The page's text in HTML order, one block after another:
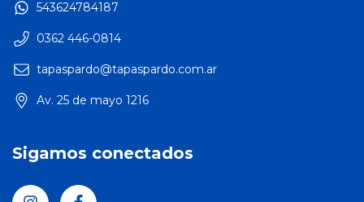
543624784187
0362 446-0814
tapaspardo@tapaspardo.com.ar
Av. 25 de mayo 1216
Sigamos conectados